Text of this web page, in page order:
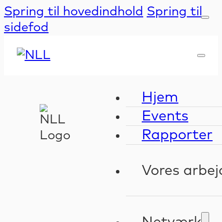
Spring til hovedindhold Spring til
sidefod
Hjem
Events
Rapporter
Vores